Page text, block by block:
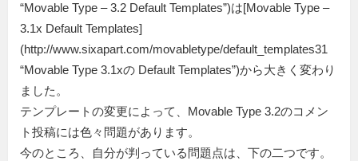
“Movable Type – 3.2 Default Templates”)は[Movable Type –
3.1x Default Templates]
(http://www.sixapart.com/movabletype/default_templates31
“Movable Type 3.1xの Default Templates”)から大きく変わり
ました。
テンプレートの変更によって、Movable Type 3.2のコメン
ト投稿には色々問題があります。
今のところ、自分が判っている問題点は、下の二つです。